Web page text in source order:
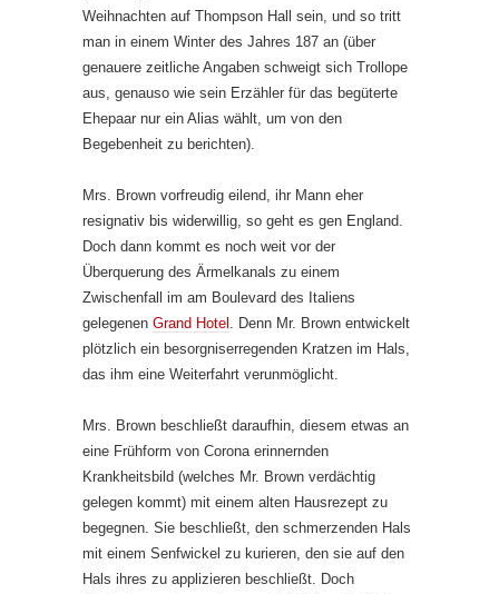
Weihnachten auf Thompson Hall sein, und so tritt
man in einem Winter des Jahres 187 an (über
genauere zeitliche Angaben schweigt sich Trollope
aus, genauso wie sein Erzähler für das begüterte
Ehepaar nur ein Alias wählt, um von den
Begebenheit zu berichten).
Mrs. Brown vorfreudig eilend, ihr Mann eher
resignativ bis widerwillig, so geht es gen England.
Doch dann kommt es noch weit vor der
Überquerung des Ärmelkanals zu einem
Zwischenfall im am Boulevard des Italiens
gelegenen Grand Hotel . Denn Mr. Brown entwickelt
plötzlich ein besorgniserregenden Kratzen im Hals,
das ihm eine Weiterfahrt verunmöglicht.
Mrs. Brown beschließt daraufhin, diesem etwas an
eine Frühform von Corona erinnernden
Krankheitsbild (welches Mr. Brown verdächtig
gelegen kommt) mit einem alten Hausrezept zu
begegnen. Sie beschließt, den schmerzenden Hals
mit einem Senfwickel zu kurieren, den sie auf den
Hals ihres zu applizieren beschließt. Doch